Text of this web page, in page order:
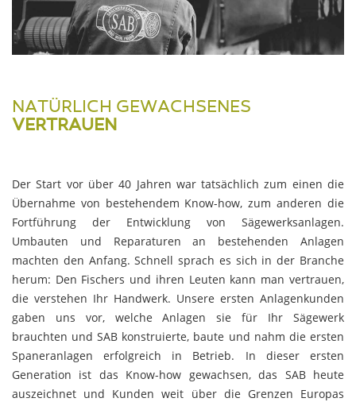
NATÜRLICH GEWACHSENES
VERTRAUEN
Der Start vor über 40 Jahren war tatsächlich zum einen die
Übernahme von bestehendem Know-how, zum anderen die
Fortführung der Entwicklung von Sägewerksanlagen.
Umbauten und Reparaturen an bestehenden Anlagen
machten den Anfang. Schnell sprach es sich in der Branche
herum: Den Fischers und ihren Leuten kann man vertrauen,
die verstehen Ihr Handwerk. Unsere ersten Anlagenkunden
gaben uns vor, welche Anlagen sie für Ihr Sägewerk
brauchten und SAB konstruierte, baute und nahm die ersten
Spaneranlagen erfolgreich in Betrieb. In dieser ersten
Generation ist das Know-how gewachsen, das SAB heute
auszeichnet und Kunden weit über die Grenzen Europas